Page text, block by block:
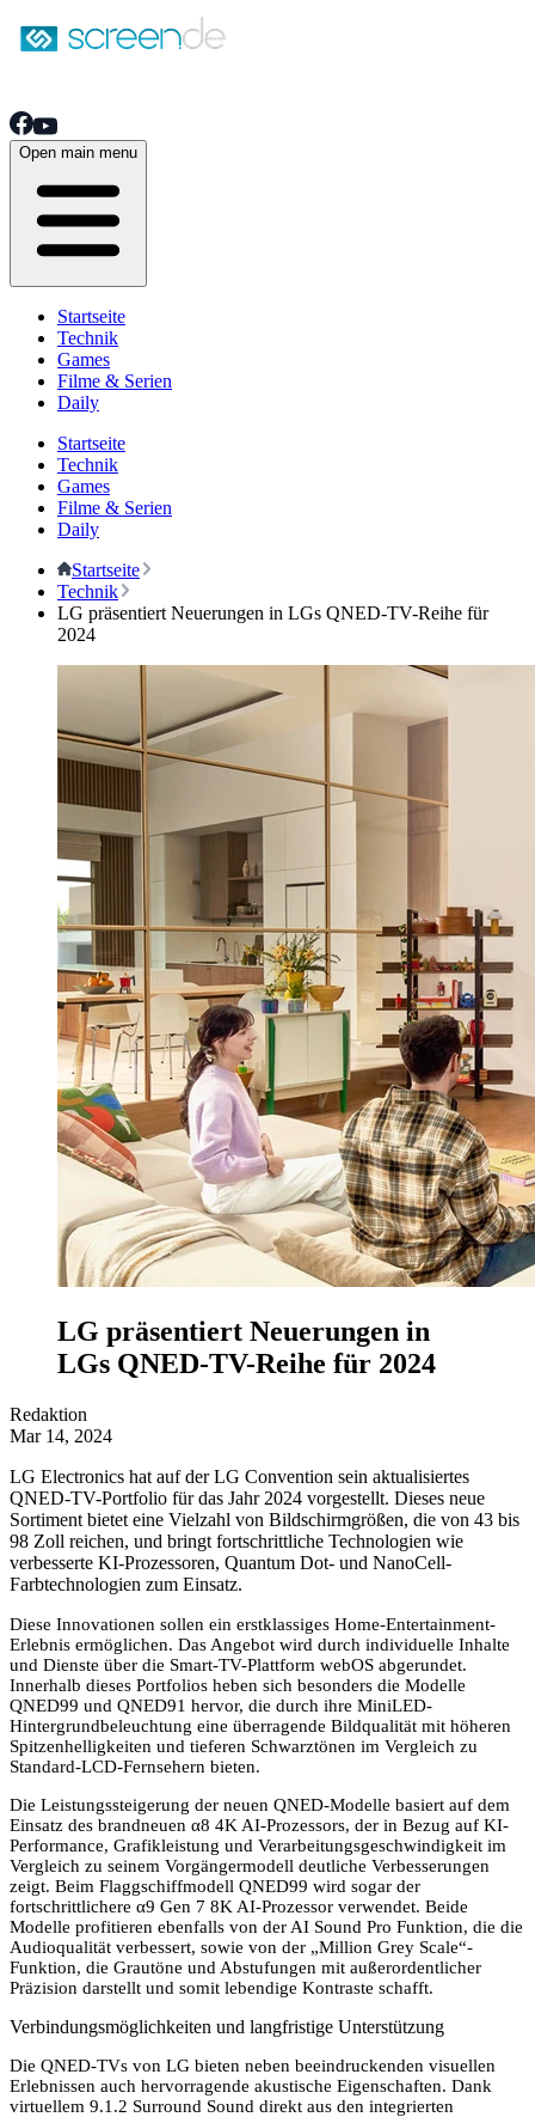
Open main menu
Startseite
Technik
Games
Filme & Serien
Daily
Startseite
Technik
Games
Filme & Serien
Daily
Startseite
Technik
LG präsentiert Neuerungen in LGs QNED-TV-Reihe für
2024
LG präsentiert Neuerungen in
LGs QNED-TV-Reihe für 2024
Redaktion
Mar 14, 2024
LG Electronics hat auf der LG Convention sein aktualisiertes
QNED-TV-Portfolio für das Jahr 2024 vorgestellt. Dieses neue
Sortiment bietet eine Vielzahl von Bildschirmgrößen, die von 43 bis
98 Zoll reichen, und bringt fortschrittliche Technologien wie
verbesserte KI-Prozessoren, Quantum Dot- und NanoCell-
Farbtechnologien zum Einsatz.
Diese Innovationen sollen ein erstklassiges Home-Entertainment-
Erlebnis ermöglichen. Das Angebot wird durch individuelle Inhalte
und Dienste über die Smart-TV-Plattform webOS abgerundet.
Innerhalb dieses Portfolios heben sich besonders die Modelle
QNED99 und QNED91 hervor, die durch ihre MiniLED-
Hintergrundbeleuchtung eine überragende Bildqualität mit höheren
Spitzenhelligkeiten und tieferen Schwarztönen im Vergleich zu
Standard-LCD-Fernsehern bieten.
Die Leistungssteigerung der neuen QNED-Modelle basiert auf dem
Einsatz des brandneuen α8 4K AI-Prozessors, der in Bezug auf KI-
Performance, Grafikleistung und Verarbeitungsgeschwindigkeit im
Vergleich zu seinem Vorgängermodell deutliche Verbesserungen
zeigt. Beim Flaggschiffmodell QNED99 wird sogar der
fortschrittlichere α9 Gen 7 8K AI-Prozessor verwendet. Beide
Modelle profitieren ebenfalls von der AI Sound Pro Funktion, die die
Audioqualität verbessert, sowie von der „Million Grey Scale“-
Funktion, die Grautöne und Abstufungen mit außerordentlicher
Präzision darstellt und somit lebendige Kontraste schafft.
Verbindungsmöglichkeiten und langfristige Unterstützung
Die QNED-TVs von LG bieten neben beeindruckenden visuellen
Erlebnissen auch hervorragende akustische Eigenschaften. Dank
virtuellem 9.1.2 Surround Sound direkt aus den integrierten